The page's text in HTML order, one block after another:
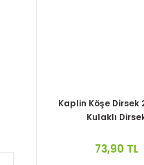
Kaplin Köşe Dirsek
Kulaklı
73,90 TL